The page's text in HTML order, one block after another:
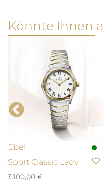
Könnte Ihnen
Ebel
Sport Classic Lady
3.100,00 €